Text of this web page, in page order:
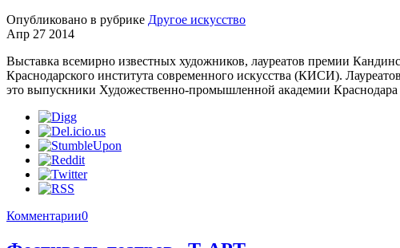
Опубликовано в рубрике Другое искусство
Апр 27 2014
Выставка всемирно известных художников, лауреатов премии
Краснодарского института современного искусства (КИСИ).
это выпускники Художественно-промышленной академии
Комментарии0